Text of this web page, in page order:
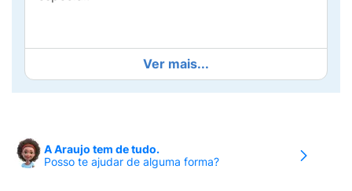
Ver mais...
A Araujo tem de tudo.
Posso te ajudar de alguma forma?